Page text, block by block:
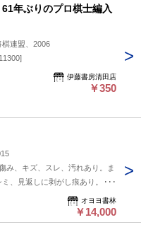
年ぶりのプロ棋士編入
連盟、2006
伊藤書房清田店
￥350
み、キズ、スレ、汚れあり。ま
、見返しに剥がし痕あり。 サ
オヨヨ書林
￥14,000